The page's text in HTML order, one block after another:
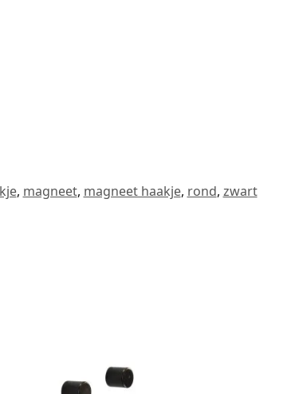
, magneet, magneet haakje, rond, zwart